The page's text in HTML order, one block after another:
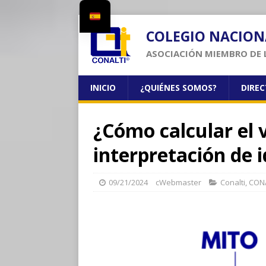
COLEGIO
ASOCIACIÓN MIEMBRO DE
INICIO ¿QUIÉNES SOMOS?
¿Cómo calcular el
interpretación de
09/21/2024 cWebmaster Conalti,